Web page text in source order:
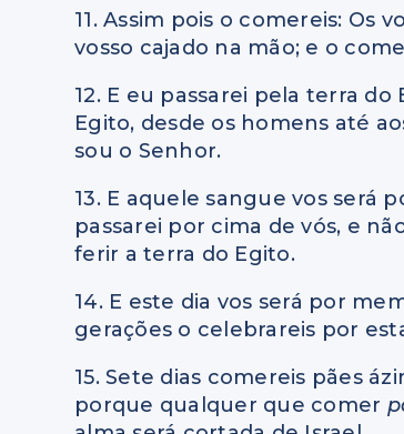
11. Assim pois o comereis: Os
vosso cajado na mão; e o
12. E eu passarei pela terra
Egito, desde os homens até
sou o Senhor.
13. E aquele sangue vos será
passarei por cima de vós, e
ferir a terra do Egito.
14. E este dia vos será por
gerações o celebrareis por
15. Sete dias comereis pães
porque qualquer que comer